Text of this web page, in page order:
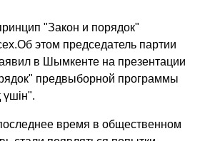
"Закон и порядок"
Об этом председатель партии
в Шымкенте на презентации
предвыборной программы
үшін".
время в общественном